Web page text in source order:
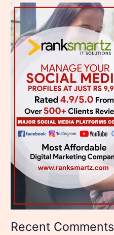
Recent Comments